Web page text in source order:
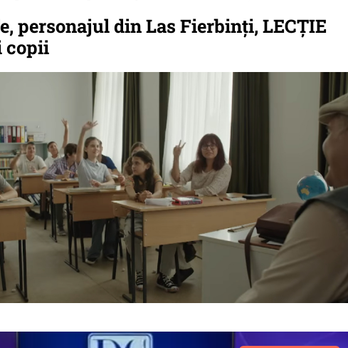
personajul din Las Fierbinți, LECȚIE
copii